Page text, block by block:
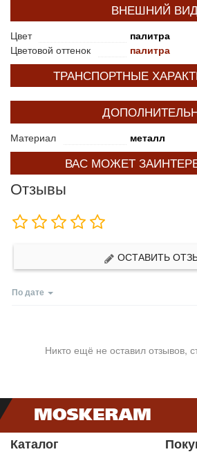
ВНЕШНИЙ
Цвет
палитра
Цветовой оттенок
палитра
ТРАНСПОРТНЫЕ
Материал металл
ВАС МОЖЕТ
Отзывы
ОСТАВИТЬ
По дате
Никто ещё не оставил отзывов,
Каталог